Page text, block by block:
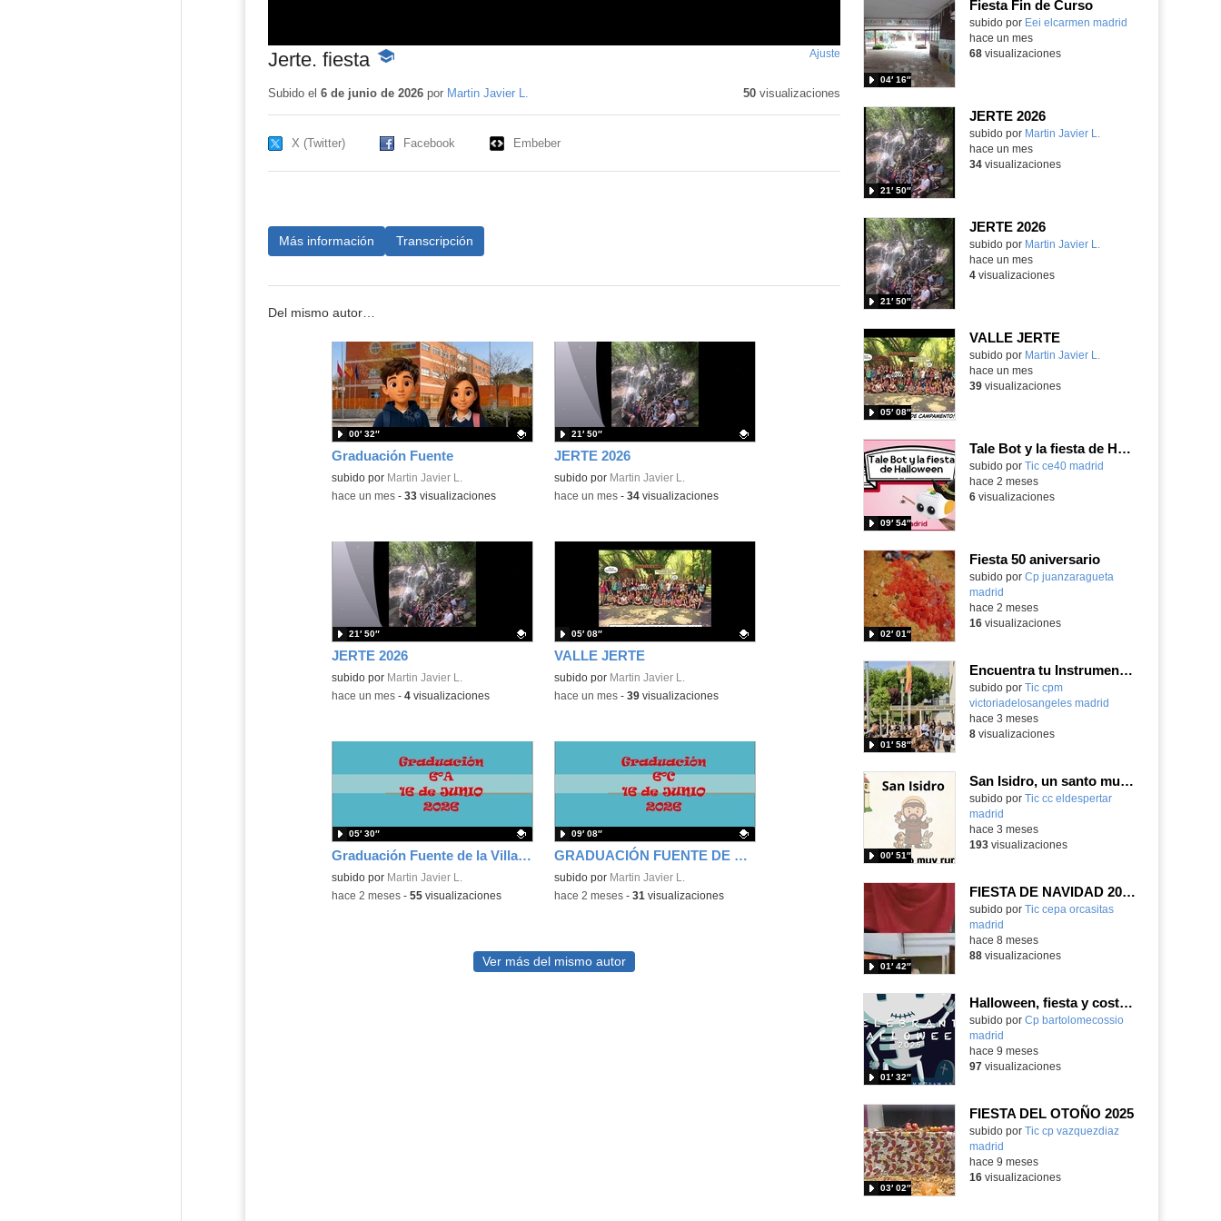
Jerte. fiesta -
educativo
Ajuste
pantalla
Subido el 6 de junio de 2026por Martin Javier L. 50visualizaciones
X (Twitter) Facebook Embeber
Más información Transcripción
Del mismo autor…
Graduación Fuente
Contenido educativo.
subido por Martin Javier L.
00′ 32″
-hace un mes- 33visualizaciones
JERTE 2026
Contenido educativo.
subido por Martin Javier L.
21′ 50″
-hace un mes- 34visualizaciones
JERTE 2026
Contenido educativo.
subido por Martin Javier L.
21′ 50″
-hace un mes- 4visualizaciones
VALLE JERTE
Contenido educativo.
subido por Martin Javier L.
05′ 08″
-hace un mes- 39visualizaciones
Graduación Fuente de la Villa 6º A 2026
Contenido educativo.
subido por Martin Javier L.
05′ 30″
-hace 2 meses- 55visualizaciones
GRADUACIÓN FUENTE DE LA VILLA 6º C 2026
Contenido educativo.
subido por Martin Javier L.
09′ 08″
-hace 2 meses- 31 visualizaciones
Ver más del mismo autor
Fiesta Fin de Curso
subido por Eei elcarmen madrid
04′ 16″
hace un mes
68visualizaciones
JERTE 2026
Contenido educativo.
subido por Martin Javier L.
21′ 50″
hace un mes
34visualizaciones
JERTE 2026
Contenido educativo.
subido por Martin Javier L.
21′ 50″
hace un mes
4visualizaciones
VALLE JERTE
Contenido educativo.
subido por Martin Javier L.
05′ 08″
hace un mes
39visualizaciones
Tale Bot y la fiesta de Halloween
subido por Tic ce40 madrid
09′ 54″
hace 2 meses
6visualizaciones
Fiesta 50 aniversario
subido por Cp juanzaragueta
madrid
02′ 01″
hace 2 meses
16visualizaciones
Encuentra tu Instrumento 2026. Teaser
subido por Tic cpm
victoriadelosangeles madrid
01′ 58″
hace 3 meses
8visualizaciones
San Isidro, un santo muy rural
Contenido educativo.
subido por Tic cc eldespertar
madrid
00′ 51″
hace 3 meses
193visualizaciones
FIESTA DE NAVIDAD 2025
Contenido educativo.
subido por Tic cepa orcasitas
madrid
01′ 42″
hace 8 meses
88visualizaciones
Halloween, fiesta y costumbres
Contenido educativo.
subido por Cp bartolomecossio
madrid
01′ 32″
hace 9 meses
97visualizaciones
FIESTA DEL OTOÑO 2025
Contenido educativo.
subido por Tic cp vazquezdiaz
madrid
03′ 02″
hace 9 meses
16visualizaciones